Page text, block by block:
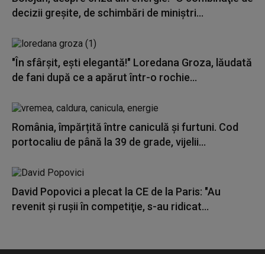
decizii greşite, de schimbări de miniştri...
"În sfârșit, ești elegantă!" Loredana Groza, lăudată
de fani după ce a apărut într-o rochie...
România, împărțită între caniculă și furtuni. Cod
portocaliu de până la 39 de grade, vijelii...
David Popovici a plecat la CE de la Paris: "Au
revenit şi ruşii în competiţie, s-au ridicat...